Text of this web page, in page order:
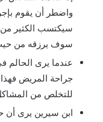
واضطر أن يقوم
سيكتسب الكثير من
سوف يرزقه من
عندما يرى الحالم
جراحة المريض
للتخلص من
ابن سيرين يرى أن